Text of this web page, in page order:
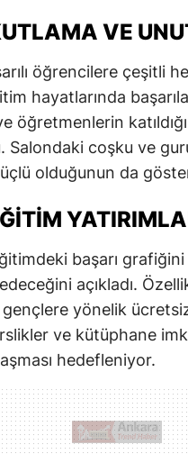
VE
öğrencilere çeşitli
hayatlarında
öğretmenlerin
Salondaki coşku ve
olduğunun da
başarı grafiğini
açıkladı.
gençlere yönelik
ve kütüphane
hedefleniyor.